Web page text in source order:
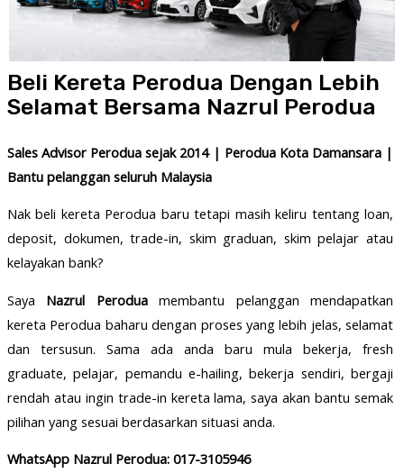
Beli Kereta Perodua Dengan Lebih
Selamat Bersama Nazrul Perodua
Sales Advisor Perodua sejak 2014 | Perodua Kota Damansara |
Bantu pelanggan seluruh Malaysia
Nak beli kereta Perodua baru tetapi masih keliru tentang loan,
deposit, dokumen, trade-in, skim graduan, skim pelajar atau
kelayakan bank?
Saya Nazrul Peroduamembantu pelanggan mendapatkan
kereta Perodua baharu dengan proses yang lebih jelas, selamat
dan tersusun. Sama ada anda baru mula bekerja, fresh
graduate, pelajar, pemandu e-hailing, bekerja sendiri, bergaji
rendah atau ingin trade-in kereta lama, saya akan bantu semak
pilihan yang sesuai berdasarkan situasi anda.
WhatsApp Nazrul Perodua: 017-3105946